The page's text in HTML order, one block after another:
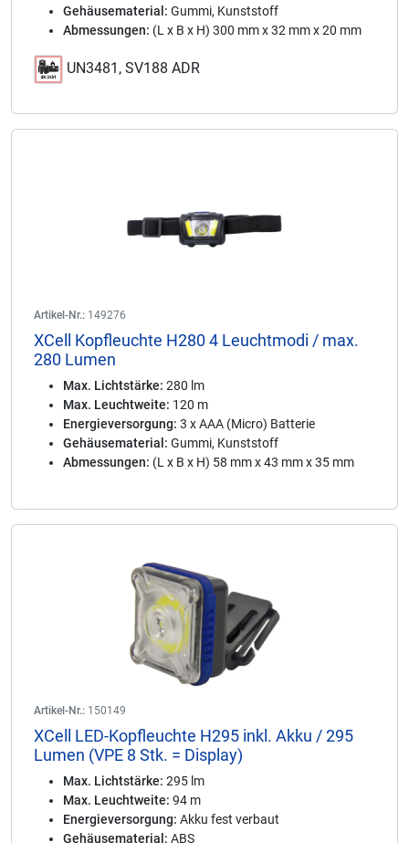
Gehäusematerial: Gummi, Kunststoff
Abmessungen: (L x B x H) 300 mm x 32 mm x 20 mm
UN3481, SV188 ADR
Artikel-Nr.: 149276
XCell Kopfleuchte H280 4 Leuchtmodi / max.
280 Lumen
Max. Lichtstärke: 280 lm
Max. Leuchtweite: 120 m
Energieversorgung: 3 x AAA (Micro) Batterie
Gehäusematerial: Gummi, Kunststoff
Abmessungen: (L x B x H) 58 mm x 43 mm x 35 mm
Artikel-Nr.: 150149
XCell LED-Kopfleuchte H295 inkl. Akku / 295
Lumen (VPE 8 Stk. = Display)
Max. Lichtstärke: 295 lm
Max. Leuchtweite: 94 m
Energieversorgung: Akku fest verbaut
Gehäusematerial: ABS